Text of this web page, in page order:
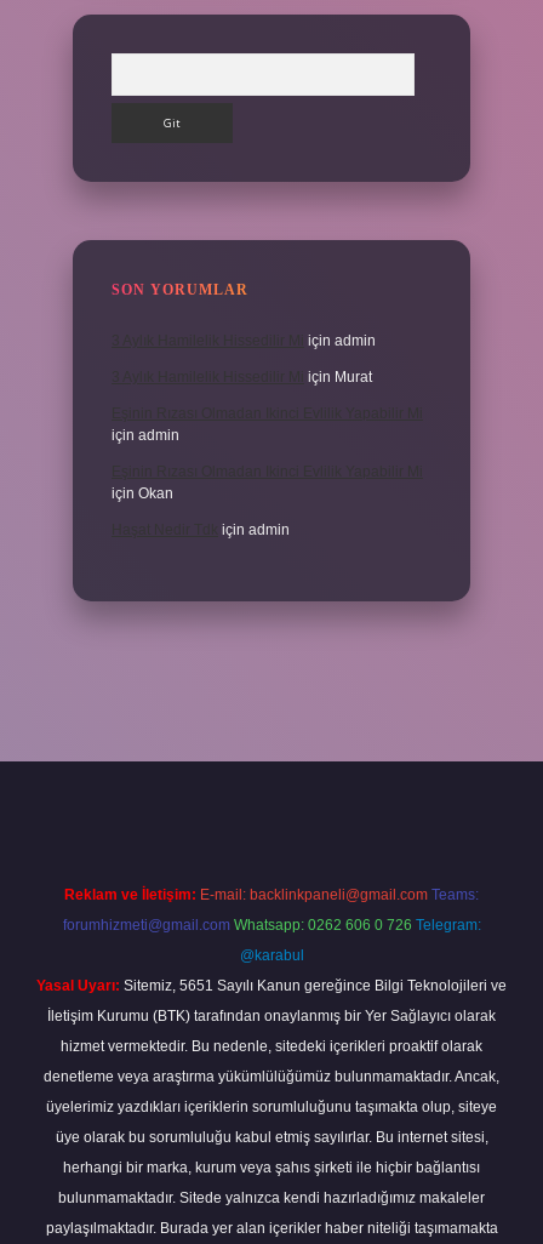
SON YORUMLAR
için admin
için Murat
için admin
için Okan
için admin
Reklam ve İletişim: E-mail: backlinkpaneli@gmail.com Teams:
forumhizmeti@gmail.com Whatsapp: 0262 606 0 726 Telegram:
@karabul
Yasal Uyarı: Sitemiz, 5651 Sayılı Kanun gereğince Bilgi Teknolojileri ve
İletişim Kurumu (BTK) tarafından onaylanmış bir Yer Sağlayıcı olarak
hizmet vermektedir. Bu nedenle, sitedeki içerikleri proaktif olarak
denetleme veya araştırma yükümlülüğümüz bulunmamaktadır. Ancak,
üyelerimiz yazdıkları içeriklerin sorumluluğunu taşımakta olup, siteye
üye olarak bu sorumluluğu kabul etmiş sayılırlar. Bu internet sitesi,
herhangi bir marka, kurum veya şahıs şirketi ile hiçbir bağlantısı
bulunmamaktadır. Sitede yalnızca kendi hazırladığımız makaleler
paylaşılmaktadır. Burada yer alan içerikler haber niteliği taşımamakta